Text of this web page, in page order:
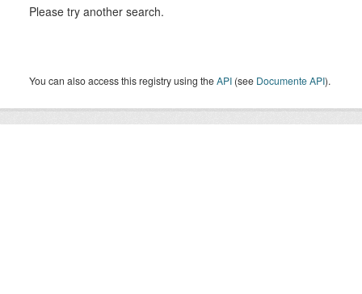
Please try another search.
You can also access this registry using theAPI (see Documente API).